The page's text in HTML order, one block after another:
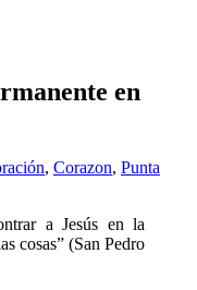
en
, Corazon, Punta
a Jesús en la
cosas” (San Pedro